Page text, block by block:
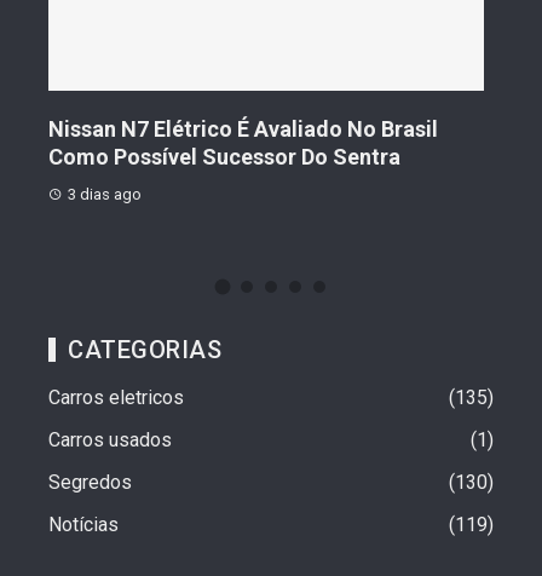
Nissan N7 Elétrico É Avaliado No Brasil
Como Possível Sucessor Do Sentra
3 dias ago
CATEGORIAS
Carros eletricos
135
Carros usados
1
Segredos
130
Notícias
119